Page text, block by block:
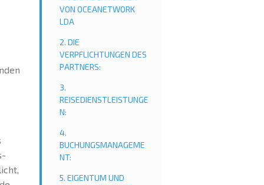
VON OCEANETWORK
LDA
2. DIE
VERPFLICHTUNGEN DES
PARTNERS:
3.
REISEDIENSTLEISTUNGE
N:
4.
BUCHUNGSMANAGEME
NT:
5. EIGENTUM UND